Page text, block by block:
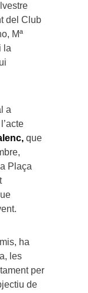
del Club
Mª
la
a
que
Plaça
ha
les
per
de